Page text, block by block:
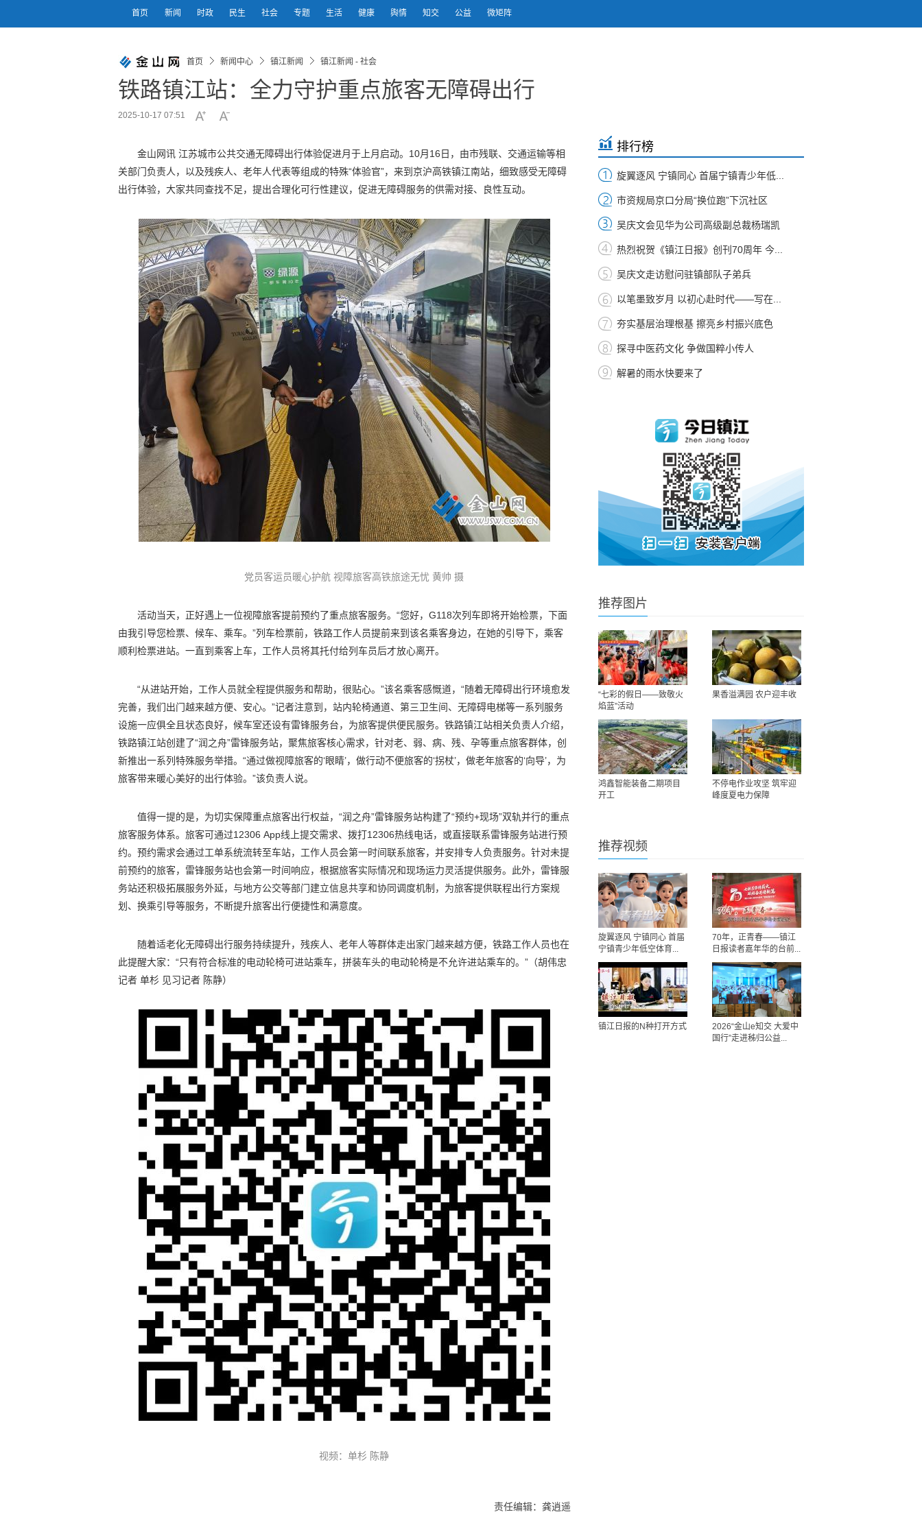
首页 新闻 时政 民生 社会 专题 生活 健康 舆情 知交 公益 微矩阵
首页 新闻中心 镇江新闻 镇江新闻 - 社会
铁路镇江站：全力守护重点旅客无障碍出行
2025-10-17 07:51
金山网讯 江苏城市公共交通无障碍出行体验促进月于上月启动。10月16日，由市残联、交通运输等相
关部门负责人，以及残疾人、老年人代表等组成的特殊“体验官”，来到京沪高铁镇江南站，细致感受无障碍
出行体验，大家共同查找不足，提出合理化可行性建议，促进无障碍服务的供需对接、良性互动。
党员客运员暖心护航 视障旅客高铁旅途无忧 黄帅 摄
活动当天，正好遇上一位视障旅客提前预约了重点旅客服务。“您好，G118次列车即将开始检票，下面
由我引导您检票、候车、乘车。”列车检票前，铁路工作人员提前来到该名乘客身边，在她的引导下，乘客
顺利检票进站。一直到乘客上车，工作人员将其托付给列车员后才放心离开。
“从进站开始，工作人员就全程提供服务和帮助，很贴心。”该名乘客感慨道，“随着无障碍出行环境愈发
完善，我们出门越来越方便、安心。”记者注意到，站内轮椅通道、第三卫生间、无障碍电梯等一系列服务
设施一应俱全且状态良好，候车室还设有雷锋服务台，为旅客提供便民服务。铁路镇江站相关负责人介绍，
铁路镇江站创建了“润之舟”雷锋服务站，聚焦旅客核心需求，针对老、弱、病、残、孕等重点旅客群体，创
新推出一系列特殊服务举措。“通过做视障旅客的‘眼睛’，做行动不便旅客的‘拐杖’，做老年旅客的‘向导’，为
旅客带来暖心美好的出行体验。”该负责人说。
值得一提的是，为切实保障重点旅客出行权益，“润之舟”雷锋服务站构建了“预约+现场”双轨并行的重点
旅客服务体系。旅客可通过12306 App线上提交需求、拨打12306热线电话，或直接联系雷锋服务站进行预
约。预约需求会通过工单系统流转至车站，工作人员会第一时间联系旅客，并安排专人负责服务。针对未提
前预约的旅客，雷锋服务站也会第一时间响应，根据旅客实际情况和现场运力灵活提供服务。此外，雷锋服
务站还积极拓展服务外延，与地方公交等部门建立信息共享和协同调度机制，为旅客提供联程出行方案规
划、换乘引导等服务，不断提升旅客出行便捷性和满意度。
随着适老化无障碍出行服务持续提升，残疾人、老年人等群体走出家门越来越方便，铁路工作人员也在
此提醒大家：“只有符合标准的电动轮椅可进站乘车，拼装车头的电动轮椅是不允许进站乘车的。”（胡伟忠
记者 单杉 见习记者 陈静）
视频：单杉 陈静
责任编辑：龚逍遥
排行榜
旋翼逐风 宁镇同心 首届宁镇青少年低...
市资规局京口分局“换位跑”下沉社区
吴庆文会见华为公司高级副总裁杨瑞凯
热烈祝贺《镇江日报》创刊70周年 今...
吴庆文走访慰问驻镇部队子弟兵
以笔墨致岁月 以初心赴时代——写在...
夯实基层治理根基 擦亮乡村振兴底色
探寻中医药文化 争做国粹小传人
解暑的雨水快要来了
推荐图片
“七彩的假日——致敬火
焰蓝”活动
果香溢满园 农户迎丰收
鸿鑫智能装备二期项目
开工
不停电作业攻坚 筑牢迎
峰度夏电力保障
推荐视频
旋翼逐风 宁镇同心 首届
宁镇青少年低空体育...
70年，正青春——镇江
日报读者嘉年华的台前...
镇江日报的N种打开方式
2026“金山e知交 大爱中
国行”走进秭归公益...